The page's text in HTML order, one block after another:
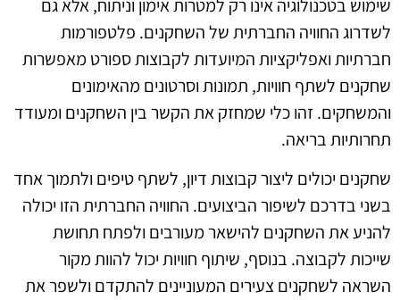
שימוש בטכנולוגיה אינו רק למטרות אימון וניתוח, אלא גם
לשדרוג החוויה החברתית של השחקנים. פלטפורמות
חברתיות ואפליקציות המיועדות לקבוצות ספורט מאפשרות
שחקנים לשתף חוויות, תמונות וסרטונים מהאימונים
והמשחקים. זהו כלי שמחזק את הקשר בין השחקנים ומעודד
תחרותיות בריאה.
שחקנים יכולים ליצור קבוצות דיון, לשתף טיפים ולתמוך אחד
בשני בדרכם לשיפור הביצועים. החוויה החברתית הזו יכולה
להניע את השחקנים להישאר מעורבים ולפתח תחושת
שייכות לקבוצה. בנוסף, שיתוף חוויות יכול להוות מקור
השראה לשחקנים צעירים המעוניינים להתקדם ולשפר את